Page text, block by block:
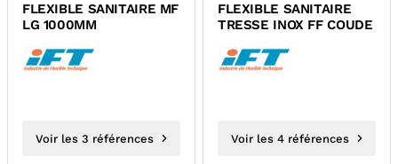
FLEXIBLE SANITAIRE MF
LG 1000MM
Voir les 3 références
FLEXIBLE SANITAIRE
TRESSE INOX FF COUDE
Voir les 4 références